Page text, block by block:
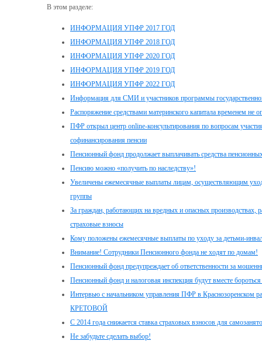
В этом разделе:
ИНФОРМАЦИЯ УПФР 2017 ГОД
ИНФОРМАЦИЯ УПФР 2018 ГОД
ИНФОРМАЦИЯ УПФР 2020 ГОД
ИНФОРМАЦИЯ УПФР 2019 ГОД
ИНФОРМАЦИЯ УПФР 2022 ГОД
Информация для СМИ и участников программы
Распоряжение средствами материнского капитала временем не
ПФР открыл центр online-консультирования по вопросам
софинансирования пенсии
Пенсионный фонд продолжает выплачивать средства
Пенсию можно «получить по наследству»!
Увеличены ежемесячные выплаты лицам, осуществляющим
группы
За граждан, работающих на вредных и опасных производствах,
страховые взносы
Кому положены ежемесячные выплаты по уходу за детьми-
Внимание! Сотрудники Пенсионного фонда не ходят по домам!
Пенсионный фонд предупреждает об ответственности за
Пенсионный фонд и налоговая инспекция будут вместе
Интервью с начальником управления ПФР в Краснозоренском
КРЕТОВОЙ
С 2014 года снижается ставка страховых взносов для
Не забудьте сделать выбор!